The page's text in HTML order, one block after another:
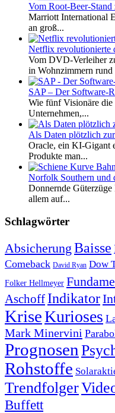
Vom Root-Beer-
Marriott International
an groß...
Netflix revolutionierte
Vom DVD-Verleiher
in Wohnzimmern rund
SAP – Der Software-
Wie fünf Visionäre die
Unternehmen,...
Als Daten plötzlich
Oracle, ein KI-Gigant
Produkte man...
Norfolk Southern und
Donnernde
allem auf...
Schlagwörter
Absicherung Baisse
Comeback David Ryan Dow
Folker Hellmeyer
Aschoff Indikator
KriseKurioses
Mark Minervini
Prognosen
Rohstoffe
Trendfolger
Buffett